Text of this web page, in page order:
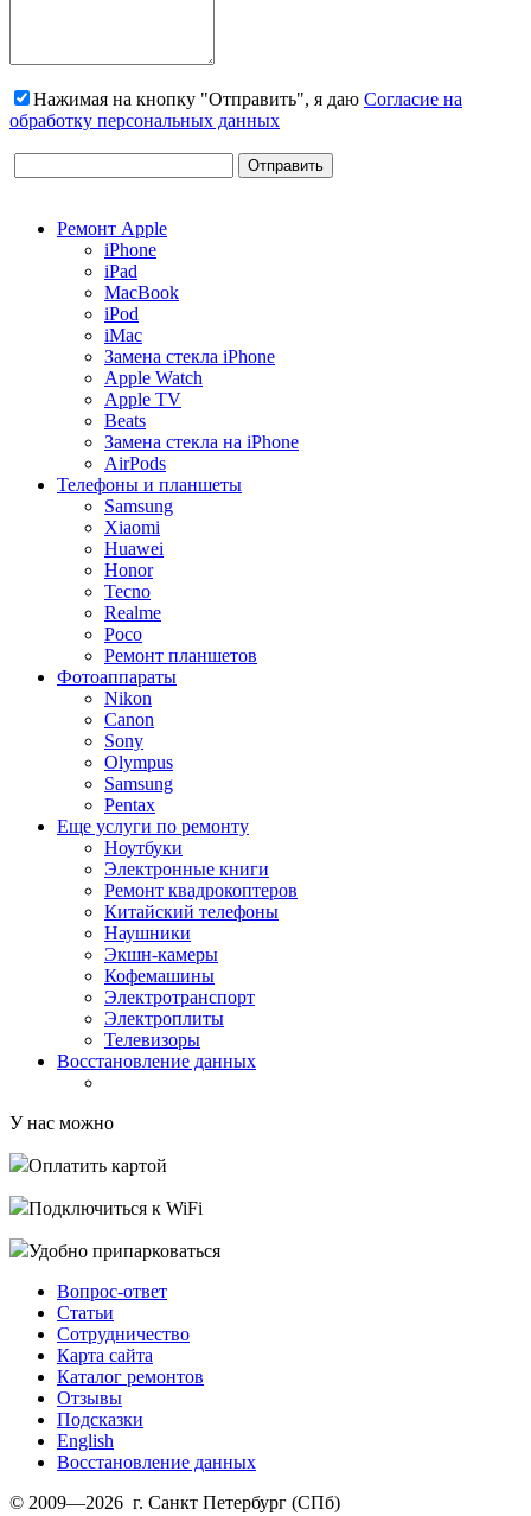
Нажимая на кнопку "Отправить", я даю Согласие на
обработку персональных данных
Ремонт Apple
iPhone
iPad
MacBook
iPod
iMac
Замена стекла iPhone
Apple Watch
Apple TV
Beats
Замена стекла на iPhone
AirPods
Телефоны и планшеты
Samsung
Xiaomi
Huawei
Honor
Tecno
Realme
Poco
Ремонт планшетов
Фотоаппараты
Nikon
Canon
Sony
Olympus
Samsung
Pentax
Еще услуги по ремонту
Ноутбуки
Электронные книги
Ремонт квадрокоптеров
Китайский телефоны
Наушники
Экшн-камеры
Кофемашины
Электротранспорт
Электроплиты
Телевизоры
Восстановление данных
У нас можно
Оплатить картой
Подключиться к WiFi
Удобно припарковаться
Вопрос-ответ
Статьи
Сотрудничество
Карта сайта
Каталог ремонтов
Отзывы
Подсказки
English
Восстановление данных
© 2009—2026 г. Санкт Петербург (СПб)